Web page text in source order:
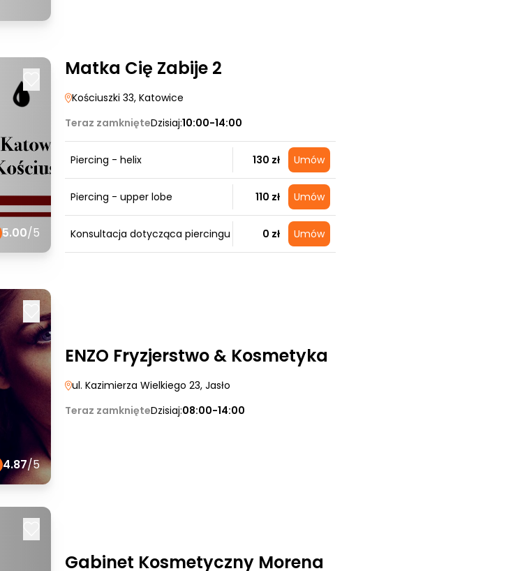
5.00/5
Matka Cię Zabije 2
Kościuszki 33, Katowice
Teraz zamknięteDzisiaj:10:00-14:00
Piercing - helix 130 zł Umów
Piercing - upper lobe 110 zł Umów
Konsultacja dotycząca piercingu 0 zł Umów
4.87/5
ENZO Fryzjerstwo & Kosmetyka
ul. Kazimierza Wielkiego 23, Jasło
Teraz zamknięteDzisiaj:08:00-14:00
Gabinet Kosmetyczny Morena